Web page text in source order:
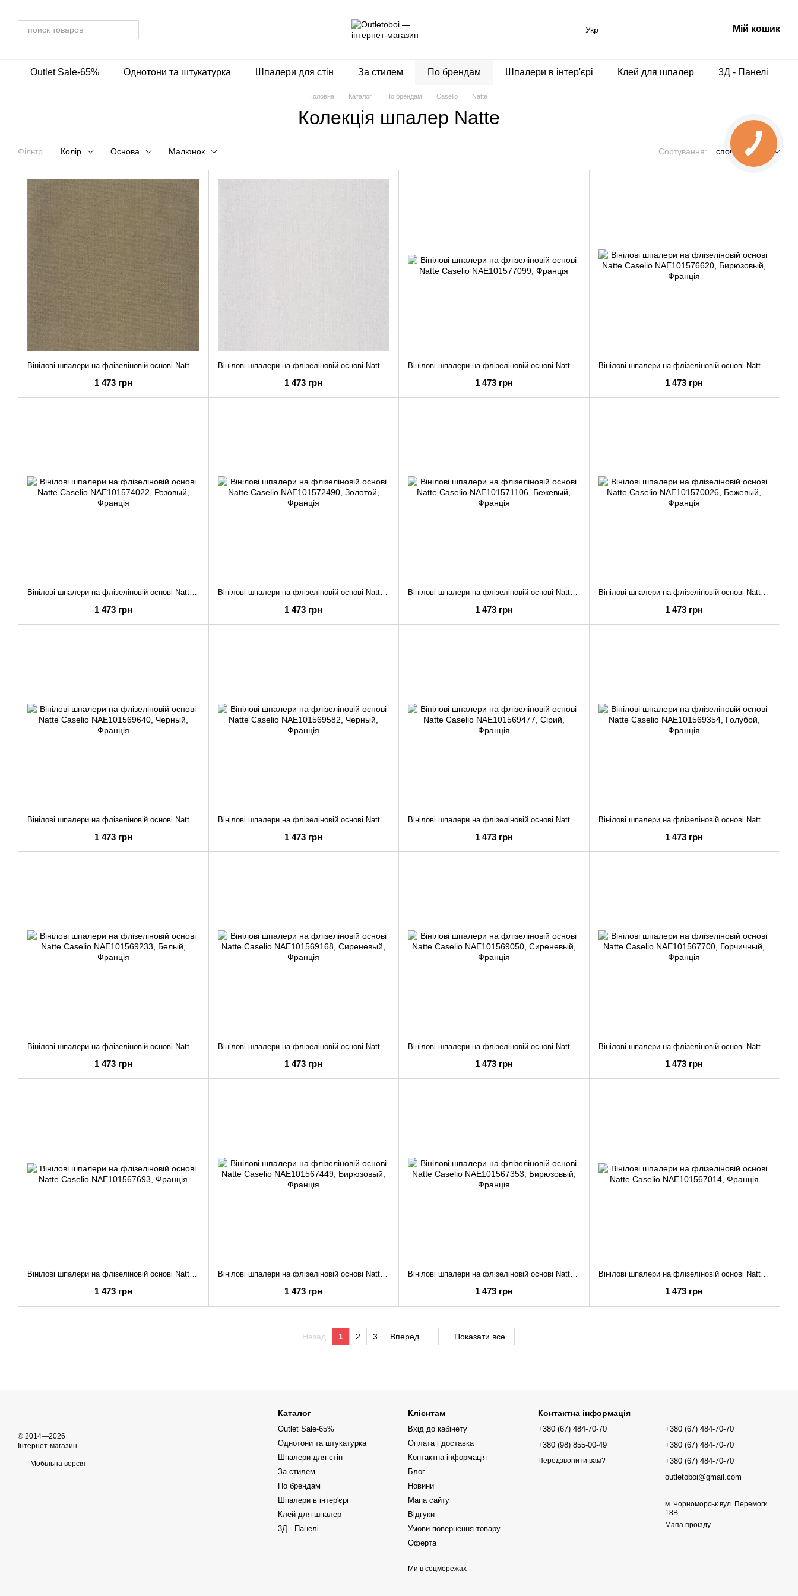
Укр Мій кошик
Outlet Sale-65% Однотони та штукатурка Шпалери для стін За стилем По брендам Шпалери в інтер'єрі Клей для шпалер 3Д - Панелі
Головна Каталог По брендам Caselio Natte
Колекція шпалер Natte
Фільтр Колір Основа Малюнок Сортування: спочатку нові
1 473 грн
Вінілові шпалери на флізеліновій основі Natte Caselio NAE101579090
1 473 грн 1 473 грн
Вінілові шпалери на флізеліновій основі Natte Caselio NAE101576620
1 473 грн
Вінілові шпалери на флізеліновій основі Natte Caselio NAE101574022
1 473 грн
Вінілові шпалери на флізеліновій основі Natte Caselio NAE101572490
1 473 грн
Вінілові шпалери на флізеліновій основі Natte Caselio NAE101571106
1 473 грн
Вінілові шпалери на флізеліновій основі Natte Caselio NAE101570026
1 473 грн
1 473 грн
Вінілові шпалери на флізеліновій основі Natte Caselio NAE101569582
1 473 грн 1 473 грн
Вінілові шпалери на флізеліновій основі Natte Caselio NAE101569354
1 473 грн
Вінілові шпалери на флізеліновій основі Natte Caselio NAE101569233
1 473 грн
Вінілові шпалери на флізеліновій основі Natte Caselio NAE101569168
1 473 грн
Вінілові шпалери на флізеліновій основі Natte Caselio NAE101569050
1 473 грн
Вінілові шпалери на флізеліновій основі Natte Caselio NAE101567700
1 473 грн
1 473 грн
Вінілові шпалери на флізеліновій основі Natte Caselio NAE101567449
1 473 грн 1 473 грн
Вінілові шпалери на флізеліновій основі Natte Caselio NAE101567014
1 473 грн
Назад 1 2 3 Вперед Показати все
© 2014—2026
Інтернет-магазин
Мобільна версія
Каталог
Outlet Sale-65%
Однотони та штукатурка
Шпалери для стін
За стилем
По брендам
Шпалери в інтер'єрі
Клей для шпалер
3Д - Панелі
Клієнтам
Вхід до кабінету
Оплата і доставка
Контактна інформація
Блог
Новини
Мапа сайту
Відгуки
Умови повернення товару
Оферта
Ми в соцмережах
Контактна інформація
+380 (67) 484-70-70
+380 (98) 855-00-49
Передзвонити вам?
+380 (67) 484-70-70
+380 (67) 484-70-70
+380 (67) 484-70-70
outletoboi@gmail.com
м. Чорноморськ вул. Перемоги
18В
Мапа проїзду